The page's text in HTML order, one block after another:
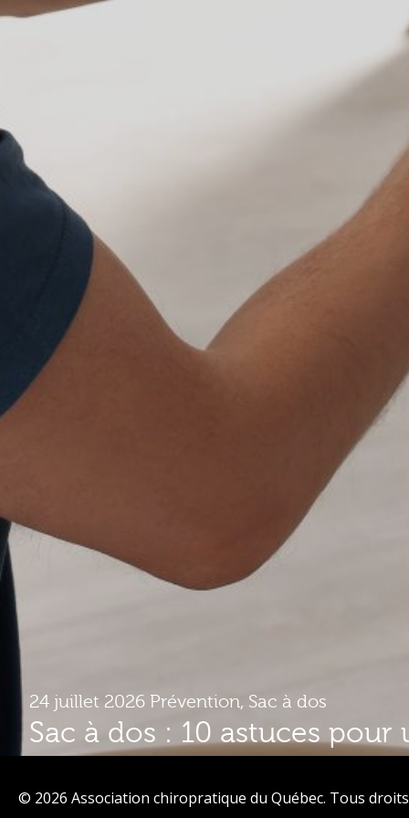
24 juillet 2026 Prévention, Sac à dos
Sac à dos : 10 astuces pour
© 2026 Association chiropratique du Québec. Tous